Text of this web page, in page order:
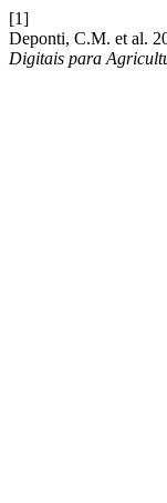
[1]
Deponti, C.M. et al.
Digitais para